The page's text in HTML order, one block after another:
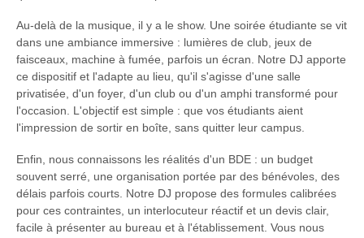
Au-delà de la musique, il y a le show. Une soirée étudiante se vit
dans une ambiance immersive : lumières de club, jeux de
faisceaux, machine à fumée, parfois un écran. Notre DJ apporte
ce dispositif et l'adapte au lieu, qu'il s'agisse d'une salle
privatisée, d'un foyer, d'un club ou d'un amphi transformé pour
l'occasion. L'objectif est simple : que vos étudiants aient
l'impression de sortir en boîte, sans quitter leur campus.
Enfin, nous connaissons les réalités d'un BDE : un budget
souvent serré, une organisation portée par des bénévoles, des
délais parfois courts. Notre DJ propose des formules calibrées
pour ces contraintes, un interlocuteur réactif et un devis clair,
facile à présenter au bureau et à l'établissement. Vous nous